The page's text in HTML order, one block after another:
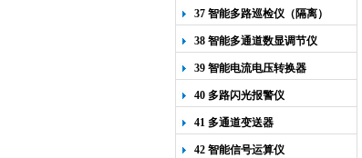
37 智能多路巡检仪（隔离）
38 智能多通道数显调节仪
39 智能电流电压转换器
40 多路闪光报警仪
41 多通道变送器
42 智能信号运算仪